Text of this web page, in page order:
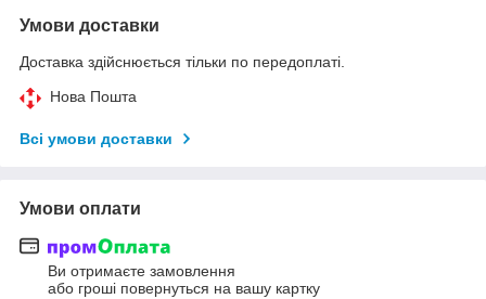
Умови доставки
Доставка здійснюється тільки по передоплаті.
Нова Пошта
Всі умови доставки
Умови оплати
Ви отримаєте замовлення
або гроші повернуться на вашу картку